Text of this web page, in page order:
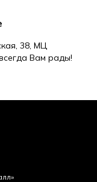
38, МЦ
Вам рады!